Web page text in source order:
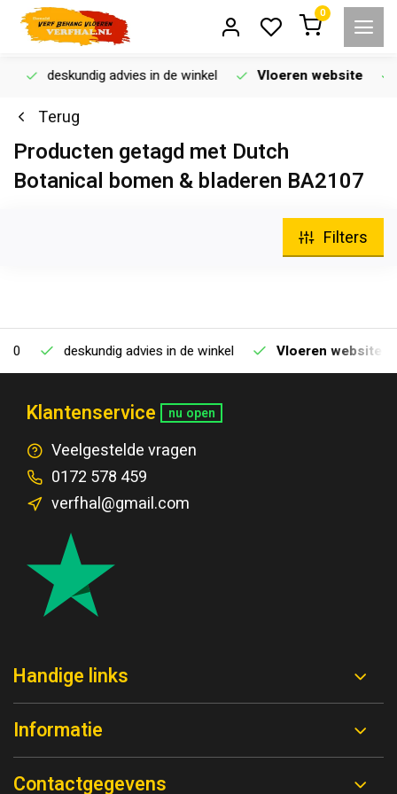
0
deskundig advies in de winkel Vloeren website
Terug
Producten getagd met Dutch
Botanical bomen & bladeren BA2107
Filters
deskundig advies in de winkel Vloeren website
Klantenservice nu open
Veelgestelde vragen
0172 578 459
verfhal@gmail.com
Handige links
Informatie
Contactgegevens